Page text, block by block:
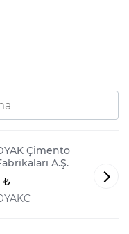
Çimento
A.Ş.